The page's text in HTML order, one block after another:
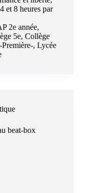
et 8 heures par
2e année,
5e, Collège
, Lycée
beat-box